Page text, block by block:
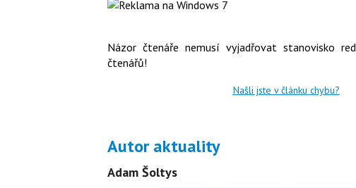
Názor čtenáře nemusí vyjadřovat stanovisko
čtenářů!
Našli jste v článku chybu?
Autor aktuality
Adam Šoltys